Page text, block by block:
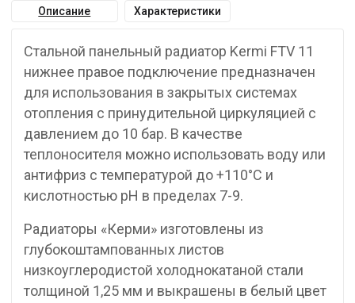
Описание Характеристики
Стальной панельный радиатор Kermi FTV 11
нижнее правое подключение предназначен
для использования в закрытых системах
отопления с принудительной циркуляцией с
давлением до 10 бар. В качестве
теплоносителя можно использовать воду или
антифриз с температурой до +110°C и
кислотностью pH в пределах 7-9.
Радиаторы «Керми» изготовлены из
глубокоштампованных листов
низкоуглеродистой холоднокатаной стали
толщиной 1,25 мм и выкрашены в белый цвет